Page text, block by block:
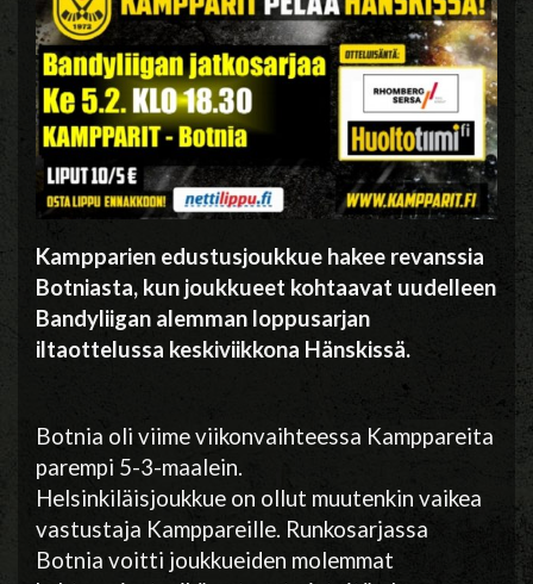
Kampparien edustusjoukkue hakee revanssia
Botniasta, kun joukkueet kohtaavat uudelleen
Bandyliigan alemman loppusarjan
iltaottelussa keskiviikkona Hänskissä.
Botnia oli viime viikonvaihteessa Kamppareita
parempi 5-3-maalein.
Helsinkiläisjoukkue on ollut muutenkin vaikea
vastustaja Kamppareille. Runkosarjassa
Botnia voitti joukkueiden molemmat